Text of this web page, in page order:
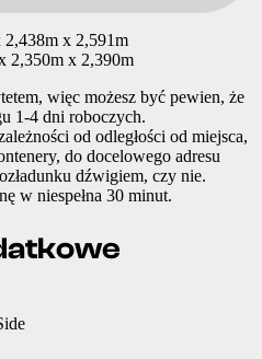
x 2,591m
2,350m x 2,390m
więc możesz być pewien, że
1-4 dni roboczych.
od odległości od miejsca,
do docelowego adresu
dźwigiem, czy nie.
w niespełna 30 minut.